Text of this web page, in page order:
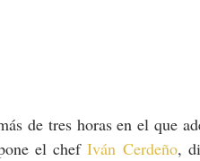
de tres horas en el que
el chef Iván Cerdeño,